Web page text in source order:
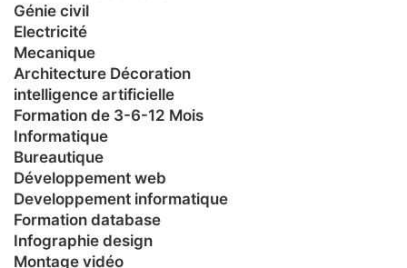
Génie civil
Electricité
Mecanique
Architecture Décoration
intelligence artificielle
Formation de 3-6-12 Mois
Informatique
Bureautique
Développement web
Developpement informatique
Formation database
Infographie design
Montage vidéo